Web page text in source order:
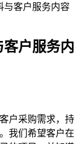
与客户服务内容
户服务内
户采购需求，持
我们希望客户在